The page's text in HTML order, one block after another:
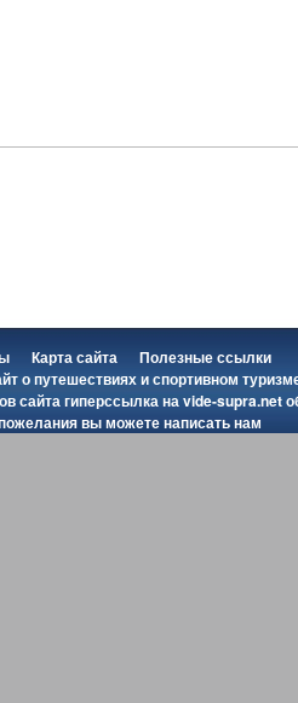
Карта сайта
Полезные ссылки
о путешествиях и спортивном
сайта гиперссылка наvide-supra.net
вы можетенаписать нам